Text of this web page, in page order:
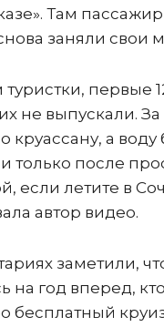
Там
заняли свои
первые
не выпускали.
круассану, а
только после
если летите в
автор видео.
заметили,
на год вперед,
бесплатный